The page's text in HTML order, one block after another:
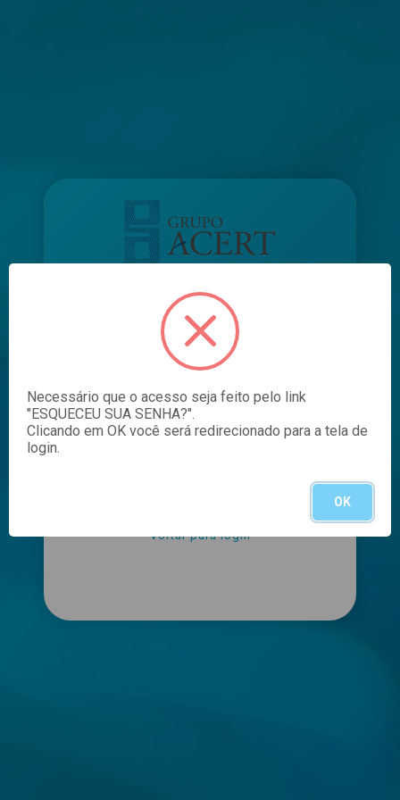
Recuperar Senha
Informe seu e-mail
Voltar para login
Necessário que o acesso seja feito pelo link
"ESQUECEU SUA SENHA?".
Clicando em OK você será redirecionado para a tela de
login.
OK